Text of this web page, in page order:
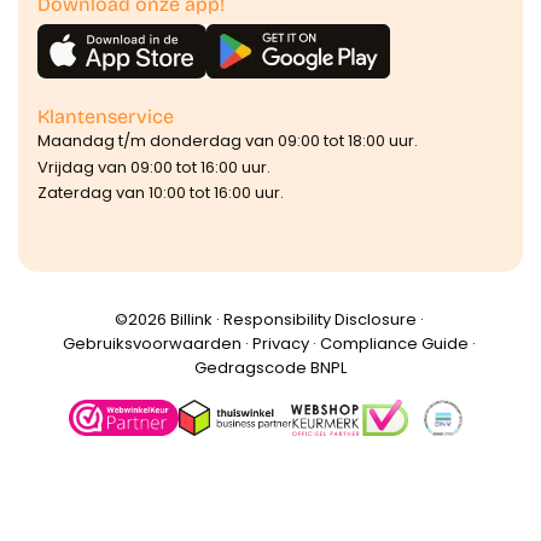
Klantenservice
Maandag t/m donderdag van 09:00 tot 18:00 uur.
Vrijdag van 09:00 tot 16:00 uur.
Zaterdag van 10:00 tot 16:00 uur.
©️2026 Billink · Responsibility Disclosure ·
Gebruiksvoorwaarden · Privacy· Compliance Guide ·
Gedragscode BNPL